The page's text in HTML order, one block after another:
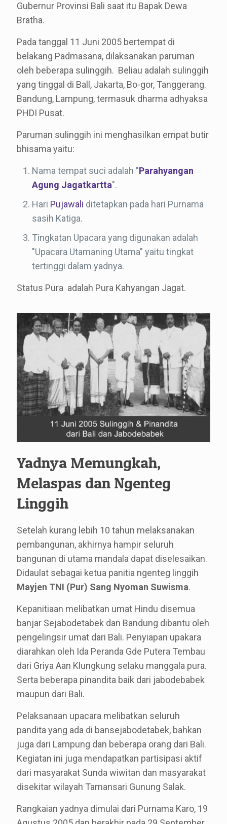
Gubernur Provinsi Bali saat itu Bapak Dewa
Bratha.
Pada tanggal 11 Juni 2005 bertempat di
belakang Padmasana, dilaksanakan paruman
oleh beberapa sulinggih. Beliau adalah sulinggih
yang tinggal di Ball, Jakarta, Bo-gor, Tanggerang.
Bandung, Lampung, termasuk dharma adhyaksa
PHDI Pusat.
Paruman sulinggih ini menghasilkan empat butir
bhisama yaitu:
Nama tempat suci adalah "Parahyangan
Agung Jagatkartta".
Hari Pujawali ditetapkan pada hari Purnama
sasih Katiga.
Tingkatan Upacara yang digunakan adalah
"Upacara Utamaning Utama" yaitu tingkat
tertinggi dalam yadnya.
Status Pura adalah Pura Kahyangan Jagat.
Yadnya Memungkah,
Melaspas dan Ngenteg
Linggih
Setelah kurang lebih 10 tahun melaksanakan
pembangunan, akhirnya hampir seluruh
bangunan di utama mandala dapat diselesaikan.
Didaulat sebagai ketua panitia ngenteg linggih
Mayjen TNI (Pur) Sang Nyoman Suwisma.
Kepanitiaan melibatkan umat Hindu disemua
banjar Sejabodetabek dan Bandung dibantu oleh
pengelingsir umat dari Bali. Penyiapan upakara
diarahkan oleh Ida Peranda Gde Putera Tembau
dari Griya Aan Klungkung selaku manggala pura.
Serta beberapa pinandita baik dari jabodebabek
maupun dari Bali.
Pelaksanaan upacara melibatkan seluruh
pandita yang ada di bansejabodetabek, bahkan
juga dari Lampung dan beberapa orang dari Bali.
Kegiatan ini juga mendapatkan partisipasi aktif
dari masyarakat Sunda wiwitan dan masyarakat
disekitar wilayah Tamansari Gunung Salak.
Rangkaian yadnya dimulai dari Purnama Karo, 19